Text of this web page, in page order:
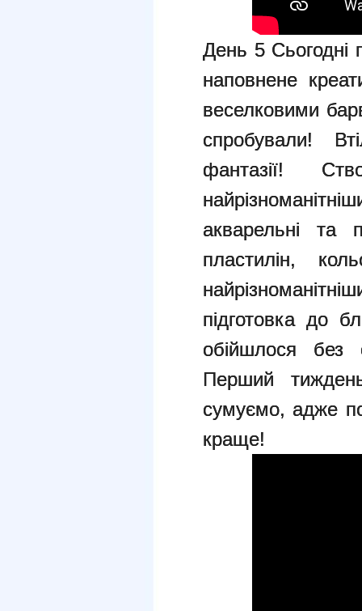
День 5 Сьогодні
наповнене
веселковими
спробували!
фантазії!
акварельні та
пластилін,
підготовка до
обійшлося без
Перший
сумуємо, адже
краще!